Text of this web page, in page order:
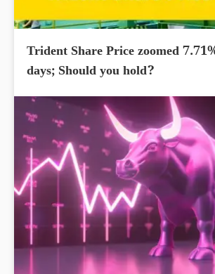
Trident Share Price zoomed
days; Should you hold?